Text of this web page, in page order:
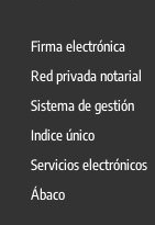
Firma electrónica
Red privada notarial
Sistema de gestión
Indice único
Servicios electrónicos
Ábaco